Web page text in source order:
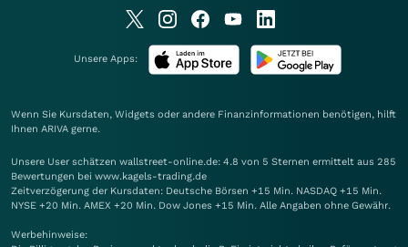
Unsere Apps:
Wenn Sie Kursdaten, Widgets oder andere Finanzinformationen benötigen, hilft
Ihnen ARIVA gerne.
Unsere User schätzen wallstreet-online.de: 4.8 von 5 Sternen ermittelt aus 285
Bewertungen bei www.kagels-trading.de
Zeitverzögerung der Kursdaten: Deutsche Börsen +15 Min. NASDAQ +15 Min.
NYSE +20 Min. AMEX +20 Min. Dow Jones +15 Min. Alle Angaben ohne Gewähr.
Werbehinweise: